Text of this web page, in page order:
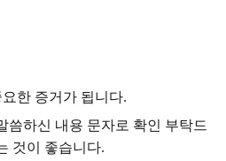
한 증거가 됩니다.
씀하신 내용 문자로 확인 부탁드
것이 좋습니다.